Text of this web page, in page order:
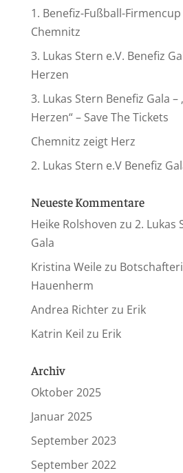
1. Benefiz-Fußball-
Chemnitz
3. Lukas Stern e.V. Benefiz
Herzen
3. Lukas Stern Benefiz Gala
Herzen“ – Save The Tickets
Chemnitz zeigt Herz
2. Lukas Stern e.V Benefiz
Neueste Kommentare
Heike Rolshoven zu 2. Lukas
Gala
Kristina Weilezu
Hauenherm
Andrea Richterzu Erik
Katrin Keil zu Erik
Archiv
Oktober 2025
Januar 2025
September 2023
September 2022